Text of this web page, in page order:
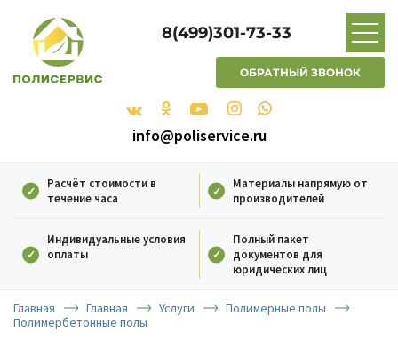
8(499)301-73-33
ОБРАТНЫЙ ЗВОНОК
info@poliservice.ru
Расчёт стоимости в
течение часа
Материалы напрямую от
производителей
Индивидуальные условия
оплаты
Полный пакет
документов для
юридических лиц
Главная Главная Услуги
Полимерные полы
Полимербетонные полы